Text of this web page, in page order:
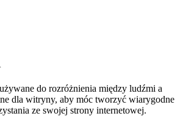
do rozróżnienia między ludźmi a
dla witryny, aby móc tworzyć wiarygodne
ze swojej strony internetowej.